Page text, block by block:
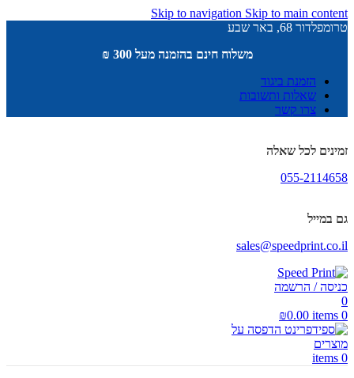
Skip to navigation Skip to main content
טרומפלדור 68, באר שבע
משלוח חינם בהזמנה מעל 300 ₪
הזמנת ביגוד
שאלות ותשובות
צרו קשר
זמינים לכל שאלה
055-2114658
גם במייל
sales@speedprint.co.il
כניסה / הרשמה
0
0
items
₪0.00
0
items